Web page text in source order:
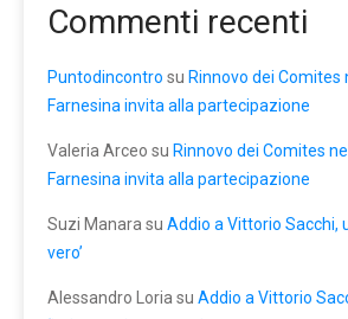
Commenti recenti
Puntodincontro su Rinnovo dei Comites
Farnesina invita alla partecipazione
Valeria Arceo su Rinnovo dei Comites
Farnesina invita alla partecipazione
Suzi Manara su Addio a Vittorio Sacchi,
vero’
Alessandro Loria su Addio a Vittorio